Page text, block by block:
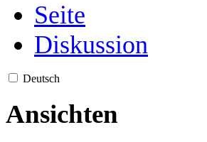
Seite
Diskussion
Deutsch
Ansichten